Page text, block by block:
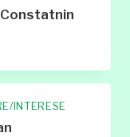
INTERESE